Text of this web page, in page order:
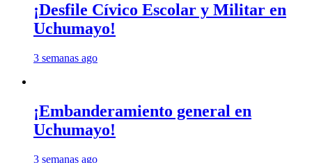
¡Desfile Cívico Escolar y Militar en
Uchumayo!
3 semanas ago
¡Embanderamiento general en
Uchumayo!
3 semanas ago